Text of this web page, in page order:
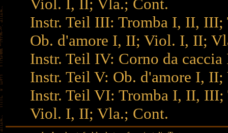
Viol. I, II; Vla.; Cont.
Instr. Teil III: Tromba I, II,
Ob. d'amore I, II; Viol. I, II;
Instr. Teil IV: Corno da
Instr. Teil V: Ob. d'amore I,
Instr. Teil VI: Tromba I, II,
Viol. I, II; Vla.; Cont.